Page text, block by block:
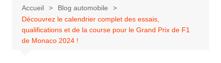
Accueil
Blog automobile
Découvrez le calendrier complet des essais,
qualifications et de la course pour le Grand Prix de F1
de Monaco 2024 !